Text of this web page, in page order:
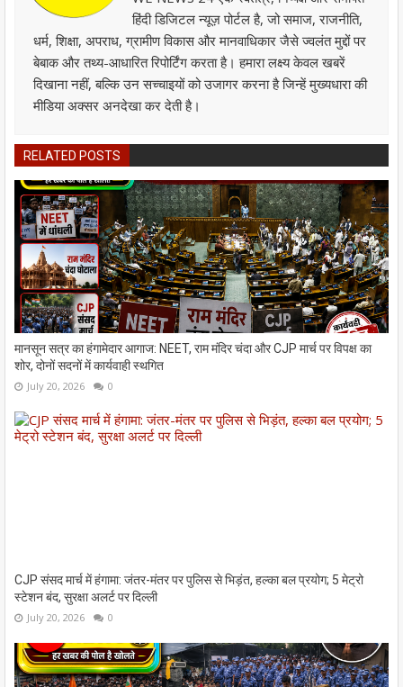
हिंदी डिजिटल न्यूज़ पोर्टल है, जो समाज, राजनीति,
धर्म, शिक्षा, अपराध, ग्रामीण विकास और मानवाधिकार जैसे ज्वलंत मुद्दों पर
बेबाक और तथ्य-आधारित रिपोर्टिंग करता है। हमारा लक्ष्य केवल खबरें
दिखाना नहीं, बल्कि उन सच्चाइयों को उजागर करना है जिन्हें मुख्यधारा की
मीडिया अक्सर अनदेखा कर देती है।
RELATED POSTS
मानसून सत्र का हंगामेदार आगाज: NEET, राम मंदिर चंदा और CJP मार्च पर विपक्ष का
शोर, दोनों सदनों में कार्यवाही स्थगित
July 20, 2026 0
CJP संसद मार्च में हंगामा: जंतर-मंतर पर पुलिस से भिड़ंत, हल्का बल प्रयोग; 5 मेट्रो
स्टेशन बंद, सुरक्षा अलर्ट पर दिल्ली
July 20, 2026 0